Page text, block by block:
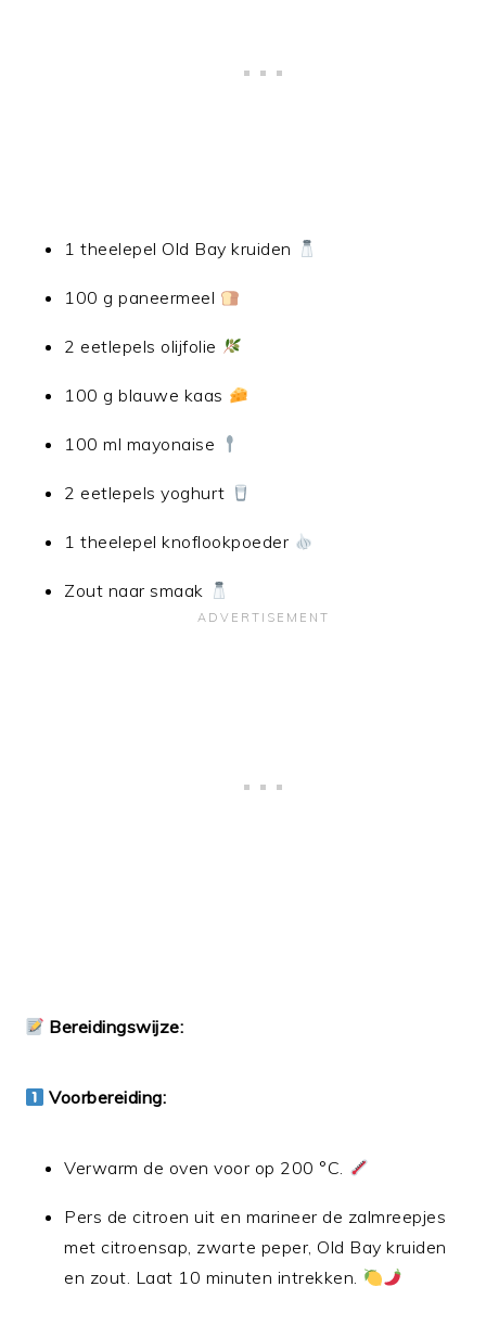
1 theelepel Old Bay kruiden
100 g paneermeel
2 eetlepels olijfolie
100 g blauwe kaas
100 ml mayonaise
2 eetlepels yoghurt
1 theelepel knoflookpoeder
Zout naar smaak
Bereidingswijze:
Voorbereiding:
Verwarm de oven voor op 200 °C.
Pers de citroen uit en marineer de zalmreepjes
met citroensap, zwarte peper, Old Bay kruiden
en zout. Laat 10 minuten intrekken.